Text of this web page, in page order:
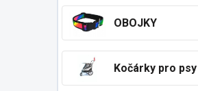
OBOJKY
Kočárky pro psy